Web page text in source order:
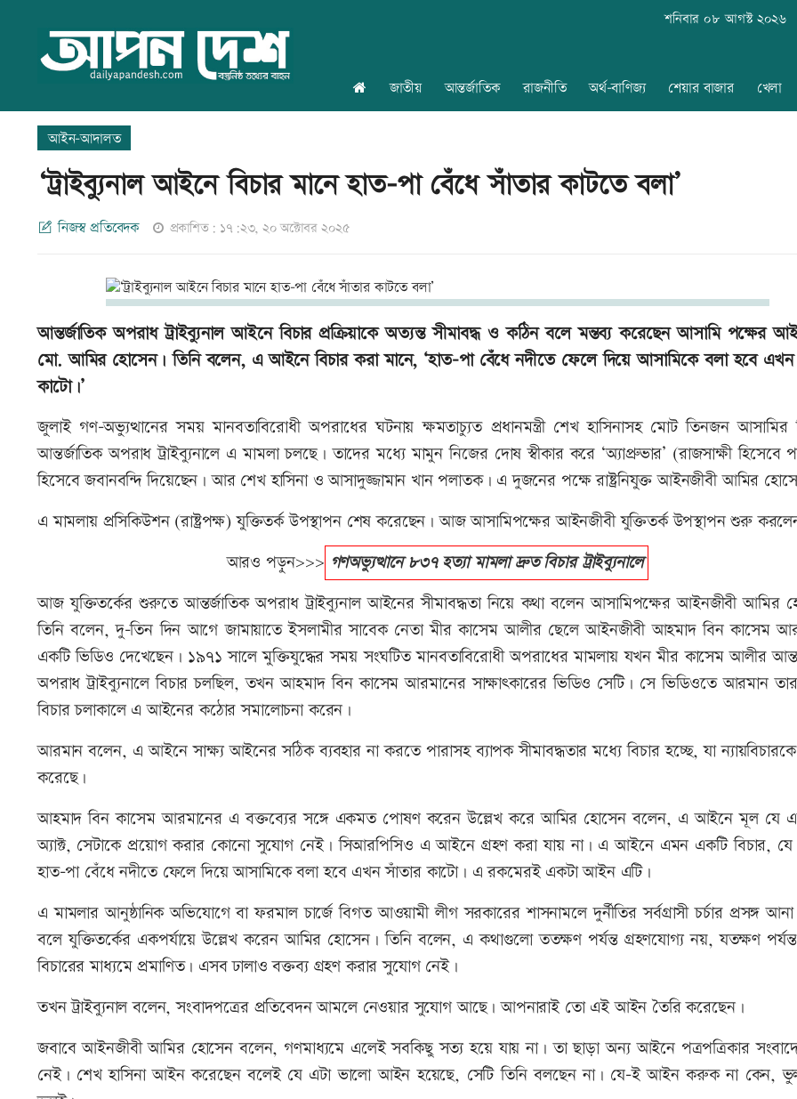
শনিবার ০৮ আগস্ট ২০২৬
জাতীয় আন্তর্জাতিক রাজনীতি অর্থ-বাণিজ্য শেয়ার বাজার খেলা
আইন-আদালত
‘ট্রাইব্যুনাল আইনে বিচার মানে হাত-পা বেঁধে সাঁতার কাটতে বলা’
নিজস্ব প্রতিবেদক প্রকাশিত: ১৭:২৩, ২০ অক্টোবর ২০২৫
আন্তর্জাতিক অপরাধ ট্রাইব্যুনাল আইনে বিচার প্রক্রিয়াকে অত্যন্ত সীমাবদ্ধ ও কঠিন বলে মন্তব্য করেছেন আসামি পক্ষের
মো. আমির হোসেন। তিনি বলেন, এ আইনে বিচার করা মানে, ‘হাত-পা বেঁধে নদীতে ফেলে দিয়ে আসামিকে বলা হবে এখন
কাটো।’
জুলাই গণ-অভ্যুত্থানের সময় মানবতাবিরোধী অপরাধের ঘটনায় ক্ষমতাচ্যুত প্রধানমন্ত্রী শেখ হাসিনাসহ মোট তিনজন আসামির
আন্তর্জাতিক অপরাধ ট্রাইব্যুনালে এ মামলা চলছে। তাদের মধ্যে মামুন নিজের দোষ স্বীকার করে ‘অ্যাপ্রুভার’ (রাজসাক্ষী হিসেবে
হিসেবে জবানবন্দি দিয়েছেন। আর শেখ হাসিনা ও আসাদুজ্জামান খান পলাতক। এ দুজনের পক্ষে রাষ্ট্রনিযুক্ত আইনজীবী আমির
এ মামলায় প্রসিকিউশন (রাষ্ট্রপক্ষ) যুক্তিতর্ক উপস্থাপন শেষ করেছেন। আজ আসামিপক্ষের আইনজীবী যুক্তিতর্ক উপস্থাপন শুরু
আরও পড়ুন>>> গণঅভ্যুত্থানে ৮৩৭ হত্যা মামলা দ্রুত বিচার ট্রাইব্যুনালে
আজ যুক্তিতর্কের শুরুতে আন্তর্জাতিক অপরাধ ট্রাইব্যুনাল আইনের সীমাবদ্ধতা নিয়ে কথা বলেন আসামিপক্ষের আইনজীবী আমির
তিনি বলেন, দু-তিন দিন আগে জামায়াতে ইসলামীর সাবেক নেতা মীর কাসেম আলীর ছেলে আইনজীবী আহমাদ বিন কাসেম
একটি ভিডিও দেখেছেন। ১৯৭১ সালে মুক্তিযুদ্ধের সময় সংঘটিত মানবতাবিরোধী অপরাধের মামলায় যখন মীর কাসেম আলীর
অপরাধ ট্রাইব্যুনালে বিচার চলছিল, তখন আহমাদ বিন কাসেম আরমানের সাক্ষাৎকারের ভিডিও সেটি। সে ভিডিওতে আরমান
বিচার চলাকালে এ আইনের কঠোর সমালোচনা করেন।
আরমান বলেন, এ আইনে সাক্ষ্য আইনের সঠিক ব্যবহার না করতে পারাসহ ব্যাপক সীমাবদ্ধতার মধ্যে বিচার হচ্ছে, যা ন্যায়বিচারকে
করেছে।
আহমাদ বিন কাসেম আরমানের এ বক্তব্যের সঙ্গে একমত পোষণ করেন উল্লেখ করে আমির হোসেন বলেন, এ আইনে মূল যে
অ্যাক্ট, সেটাকে প্রয়োগ করার কোনো সুযোগ নেই। সিআরপিসিও এ আইনে গ্রহণ করা যায় না। এ আইনে এমন একটি বিচার, যে
হাত-পা বেঁধে নদীতে ফেলে দিয়ে আসামিকে বলা হবে এখন সাঁতার কাটো। এ রকমেরই একটা আইন এটি।
এ মামলার আনুষ্ঠানিক অভিযোগে বা ফরমাল চার্জে বিগত আওয়ামী লীগ সরকারের শাসনামলে দুর্নীতির সর্বগ্রাসী চর্চার প্রসঙ্গ
বলে যুক্তিতর্কের একপর্যায়ে উল্লেখ করেন আমির হোসেন। তিনি বলেন, এ কথাগুলো ততক্ষণ পর্যন্ত গ্রহণযোগ্য নয়, যতক্ষণ
বিচারের মাধ্যমে প্রমাণিত। এসব ঢালাও বক্তব্য গ্রহণ করার সুযোগ নেই।
তখন ট্রাইব্যুনাল বলেন, সংবাদপত্রের প্রতিবেদন আমলে নেওয়ার সুযোগ আছে। আপনারাই তো এই আইন তৈরি করেছেন।
জবাবে আইনজীবী আমির হোসেন বলেন, গণমাধ্যমে এলেই সবকিছু সত্য হয়ে যায় না। তা ছাড়া অন্য আইনে পত্রপত্রিকার
নেই। শেখ হাসিনা আইন করেছেন বলেই যে এটা ভালো আইন হয়েছে, সেটি তিনি বলছেন না। যে–ই আইন করুক না কেন,